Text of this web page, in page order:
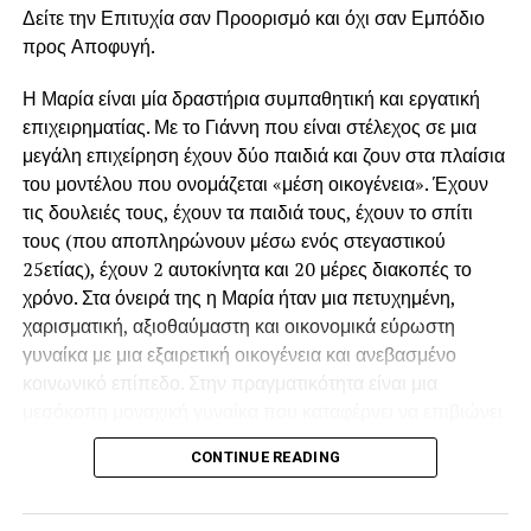
Στην ψυχαναλυτική οπτική, η επιθυμία τρέφεται από την
έλλειψη. Αν κάτι δίνεται αμέσως, η ένταση πέφτει. Η ουρά
φορτίζει το αντικείμενο με περισσότερη αξία. Είναι μια
μικρή «ερωτική οικονομία». Το γλυκό ή το κοκτέιλ γίνεται η
ανταμοιβή μετά τη ματαίωση.
Αν κάποιος αντέχει να περιμένει χωρίς άγχος, σημαίνει ότι
εσωτερικά έχει βιώσει αξιόπιστη φροντίδα και προβλέψιμη
ανταπόκριση. Η ουρά τότε δεν είναι απειλή. Είναι
τελετουργία.
Για άλλους, όμως, ηαναμονή μπορεί να ξυπνά θυμό,
ανυπομονησία ή ανάγκη φυγής
. Εκεί η ουρά αγγίζει
Σε πιο υπαρξιακό επίπεδο, η ουρά είναι μεταβατικός
χώρος. Δεν είσαι μέσα, δεν είσαι έξω. Είσαι καθ’ οδόν.
Όπως στις μεταβάσεις της ζωής — από παιδί σε ενήλικα.
Δείτε την Επιτυχία σαν Προορισμό και όχι σαν Εμπόδιο
προς Αποφυγή.
Η Μαρία είναι μία δραστήρια συμπαθητική και εργατική
επιχειρηματίας. Με το Γιάννη που είναι στέλεχος σε μια
μεγάλη επιχείρηση έχουν δύο παιδιά και ζουν στα πλαίσια
του μοντέλου που ονομάζεται «μέση οικογένεια». Έχουν
τις δουλειές τους, έχουν τα παιδιά τους, έχουν το σπίτι
τους (που αποπληρώνουν μέσω ενός στεγαστικού
25ετίας), έχουν 2 αυτοκίνητα και 20 μέρες διακοπές το
χρόνο. Στα όνειρά της η Μαρία ήταν μια πετυχημένη,
χαρισματική, αξιοθαύμαστη και οικονομικά εύρωστη
γυναίκα με μια εξαιρετική οικογένεια και ανεβασμένο
κοινωνικό επίπεδο. Στην πραγματικότητα είναι μια
παγιδευμένη μέσα στην βαρετή της καθημερινότητα.
«Υπάρχουν και χειρότερα» λέει στον εαυτό της όταν αραιά
CONTINUE READING